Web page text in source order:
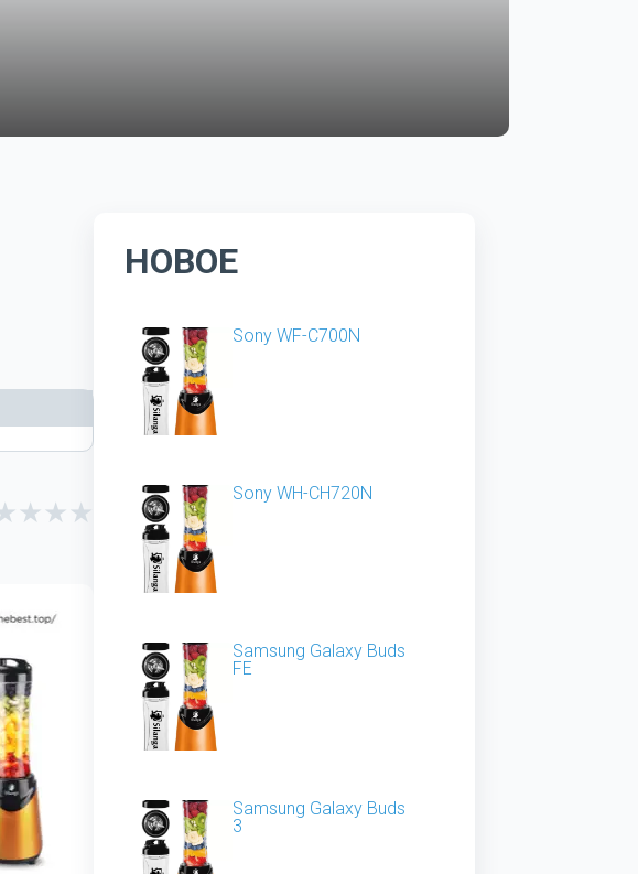
НОВОЕ
Sony WF-C700N
Sony WH-CH720N
Samsung Galaxy Buds
FE
Samsung Galaxy Buds
3